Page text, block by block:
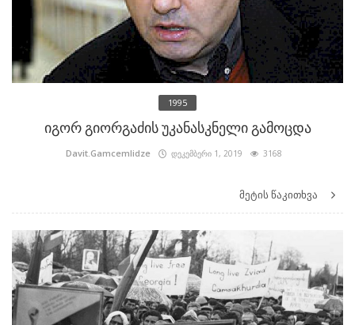
1995
იგორ გიორგაძის უკანასკნელი გამოცდა
Davit.Gamcemlidze დეკემბერი 1, 2019 3168
მეტის წაკითხვა